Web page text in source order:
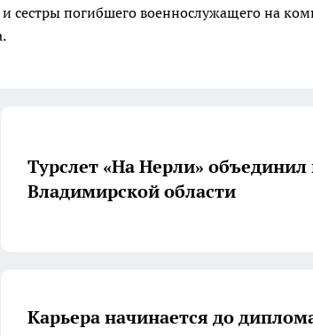
и сестры погибшего военнослужащего на
Турслет «На Нерли» объединил
Владимирской области
Карьера начинается до